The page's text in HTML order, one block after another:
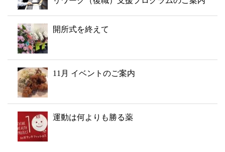
開所式を終えて
11月 イベントのご案内
運動は何よりも勝る薬